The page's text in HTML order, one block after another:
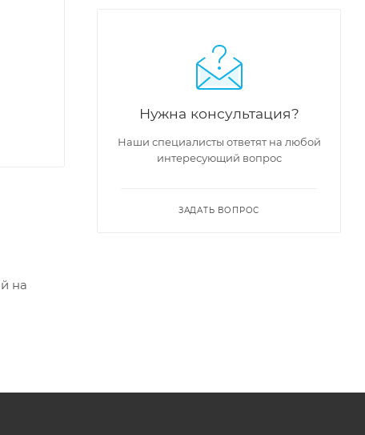
на
Нужна консультация?
Наши специалисты ответят на любой
интересующий вопрос
ЗАДАТЬ ВОПРОС